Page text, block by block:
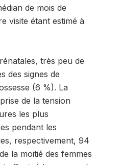
de mois de
visite étant estimé à
très peu de
des signes de
(6 %). La
de la tension
les plus
pendant les
respectivement, 94
la moitié des femmes